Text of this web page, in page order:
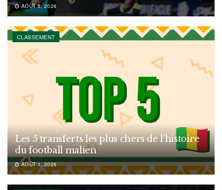
AOÛT 5, 2026
CLASSEMENT
Les 5 transferts les plus chers de l’histoire
du football malien
AOÛT 1, 2026